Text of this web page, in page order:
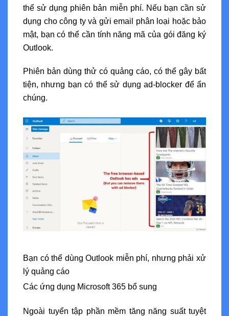
thể sử dụng phiên bản miễn phí. Nếu bạn cần sử
dụng cho công ty và gửi email phân loại hoặc bảo
mật, bạn có thể cần tính năng mã của gói đăng ký
Outlook.
Phiên bản dùng thử có quảng cáo, có thể gây bất
tiện, nhưng bạn có thể sử dụng ad-blocker để ẩn
chúng.
Bạn có thể dùng Outlook miễn phí, nhưng phải xử
lý quảng cáo
Các ứng dụng Microsoft 365 bổ sung
Ngoài tuyển tập phần mềm tăng năng suất tuyệt